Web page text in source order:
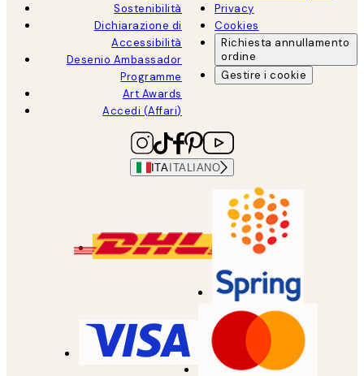
Sostenibilità
Dichiarazione di
Accessibilità
Desenio Ambassador
Programme
Art Awards
Accedi (Affari)
Privacy
Cookies
Richiesta annullamento
ordine
Gestire i cookie
ITA ITALIANO